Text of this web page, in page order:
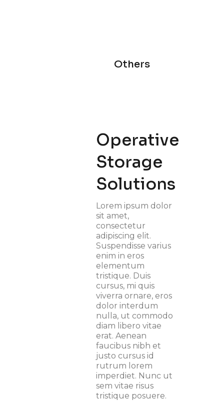
Others
Operative
Storage
Solutions
Lorem ipsum dolor
sit amet,
consectetur
adipiscing elit.
Suspendisse varius
enim in eros
elementum
tristique. Duis
cursus, mi quis
viverra ornare, eros
dolor interdum
nulla, ut commodo
diam libero vitae
erat. Aenean
faucibus nibh et
justo cursus id
rutrum lorem
imperdiet. Nunc ut
sem vitae risus
tristique posuere.